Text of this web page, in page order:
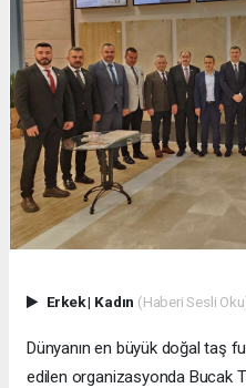
Erkek| Kadın (Haberi Sesli
Dünyanın en büyük doğal taş
edilen organizasyonda Bucak